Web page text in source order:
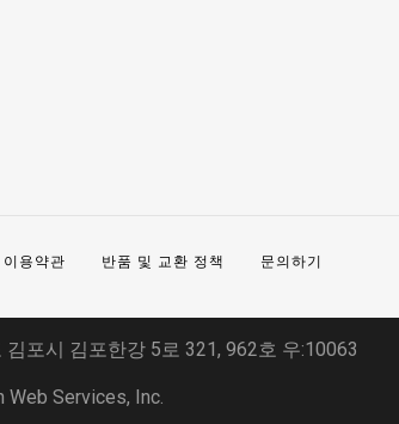
이용약관 반품 및 교환 정책 문의하기
포시 김포한강 5로 321, 962호 우:10063
Web Services, Inc.